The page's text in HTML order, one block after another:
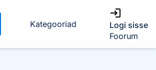
Kategooriad
Logi sisse
Foorum